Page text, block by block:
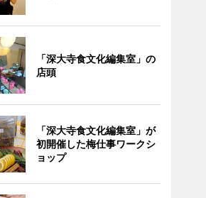
「深大寺食文化編集室」の
店頭
「深大寺食文化編集室」が
初開催した梅仕事ワークシ
ョップ